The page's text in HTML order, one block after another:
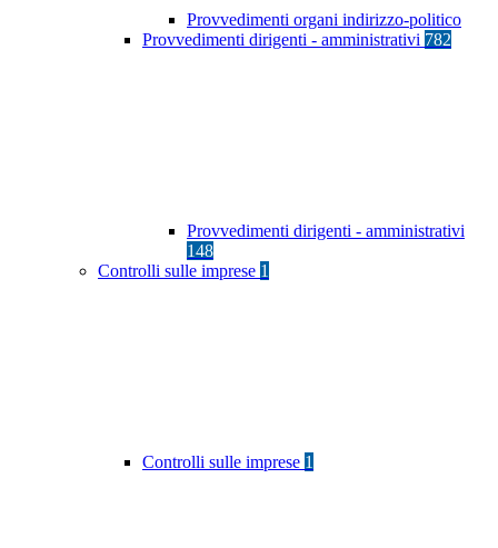
Provvedimenti organi indirizzo-politico
Provvedimenti dirigenti - amministrativi 782
Provvedimenti dirigenti - amministrativi
148
Controlli sulle imprese 1
Controlli sulle imprese 1